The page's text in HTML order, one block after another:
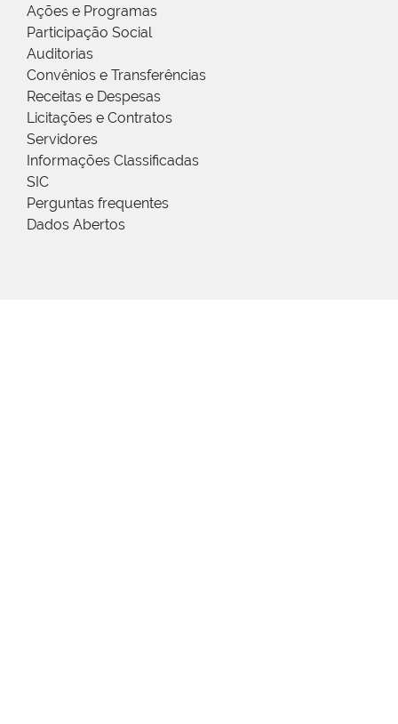
Ações e Programas
Participação Social
Auditorias
Convênios e Transferências
Receitas e Despesas
Licitações e Contratos
Servidores
Informações Classificadas
SIC
Perguntas frequentes
Dados Abertos